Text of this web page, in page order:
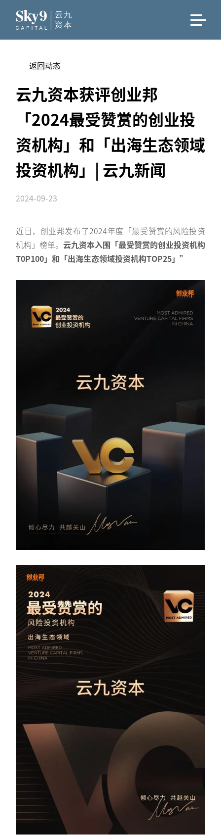
返回动态
云九资本获评创业邦
「2024最受赞赏的创业投
资机构」和「出海生态领域
投资机构」| 云九新闻
2024-09-23
近日，创业邦发布了2024年度「最受赞赏的风险投资
机构」榜单。 云九资本入围「最受赞赏的创业投资机构
T0P100」和「出海生态领域投资机构TOP25」”